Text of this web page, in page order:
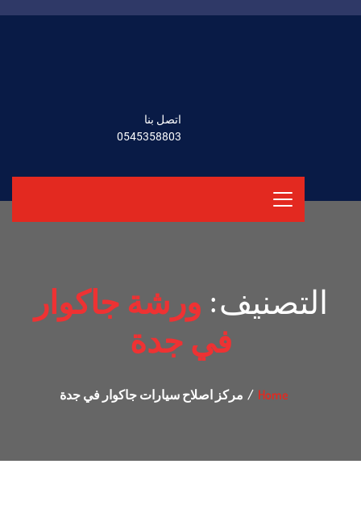
اتصل بنا
0545358803
التصنيف: ورشة جاكوار
في جدة
Home مركز اصلاح سيارات جاكوار في جدة